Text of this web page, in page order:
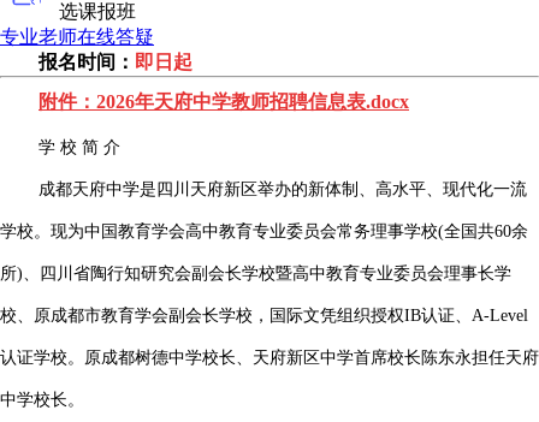
选课报班
专业老师在线答疑
报名时间： 即日起
附件：2026年天府中学教师招聘信息表.docx
学 校 简 介
成都天府中学是四川天府新区举办的新体制、高水平、现代化一流
学校。现为中国教育学会高中教育专业委员会常务理事学校(全国共60余
所)、四川省陶行知研究会副会长学校暨高中教育专业委员会理事长学
校、原成都市教育学会副会长学校，国际文凭组织授权IB认证、A-Level
认证学校。原成都树德中学校长、天府新区中学首席校长陈东永担任天府
中学校长。